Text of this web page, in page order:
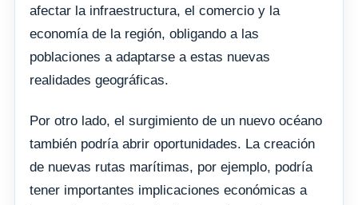
afectar la infraestructura, el comercio y la
economía de la región, obligando a las
poblaciones a adaptarse a estas nuevas
realidades geográficas.
Por otro lado, el surgimiento de un nuevo océano
también podría abrir oportunidades. La creación
de nuevas rutas marítimas, por ejemplo, podría
tener importantes implicaciones económicas a